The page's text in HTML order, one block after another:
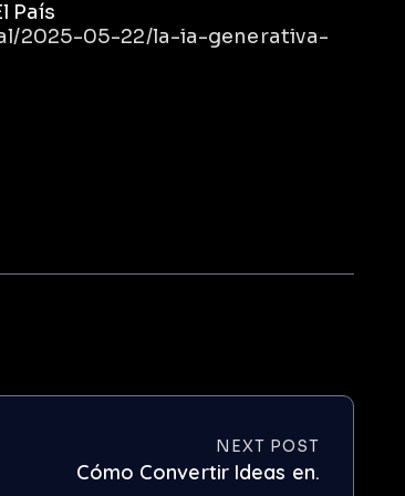
País
2025-05-22/la-ia-generativa-
NEXT POST
Cómo Convertir Ideas en.